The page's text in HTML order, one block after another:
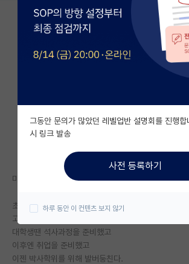
커뮤니티 홈
전체글보기
베스트 게시판
자유 게시판(아무개랩)
미국 유학 게시판
미국 대학원 합격 후기 게시판
대학원생 모집 게시판
연구실(PI) 홍보 게시판
석박사 채용 정보 게시판
마지막으로 살아있다고 느낀게 언제인지 잘 기억나지
초,중학교땐 시험을 준비했고
고등학생땐 대학입시를 준비했고
대학생땐 석사과정을 준비했고
이후엔 취업을 준비했고
이젠 박사학위를 위해 발버둥친다.
그동안 문의가 많았던 레벨업반 설명회를 진행
시 링크 발송
사전 등록하기
하루 동안 이 컨텐츠 보지 않기